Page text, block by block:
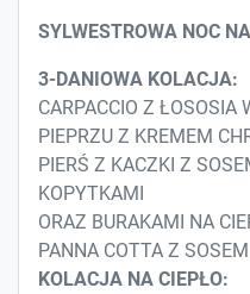
SYLWESTROWA NOC
3-DANIOWA KOLACJA:
CARPACCIO Z ŁOSOSIA
PIEPRZU Z KREMEM
PIERŚ Z KACZKI Z
KOPYTKAMI
ORAZ BURAKAMI NA
PANNA COTTA Z
KOLACJA NA CIEPŁO: